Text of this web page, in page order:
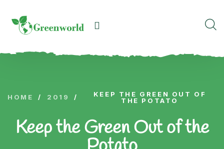
HOME / 2019 /
KEEP THE GREEN OUT OF
THE POTATO
Keep the Green Out of the